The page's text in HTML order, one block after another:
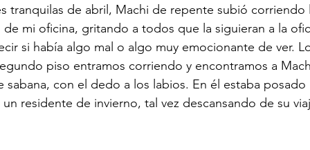
tranquilas de abril, Machi de repente subió corriendo
de mi oficina, gritando a todos que la siguieran a la
si había algo mal o algo muy emocionante de ver.
piso entramos corriendo y encontramos a
sabana, con el dedo a los labios. En él estaba
residente de invierno, tal vez descansando de su